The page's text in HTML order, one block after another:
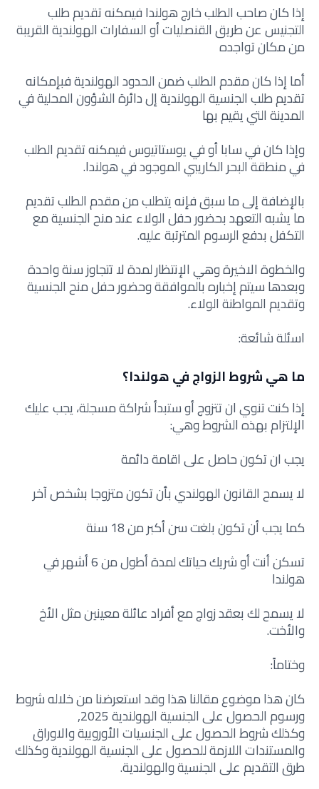
إذا كان صاحب الطلب خارج هولندا فيمكنه تقديم طلب
التجنيس عن طريق القنصليات أو السفارات الهولندية القريبة
من مكان تواجده
أما إذا كان مقدم الطلب ضمن الحدود الهولندية فبإمكانه
تقديم طلب الجنسية الهولندية إل دائرة الشؤون المحلية في
المدينة التي يقيم بها
وإذا كان في سابا أو في يوستاتيوس فيمكنه تقديم الطلب
في منطقة البحر الكاريبي الموجود في هولندا.
بالإضافة إلى ما سبق فإنه يتطلب من مقدم الطلب تقديم
ما يشبه التعهد بحضور حفل الولاء عند منح الجنسية مع
التكفل بدفع الرسوم المترتبة عليه.
والخطوة الاخيرة وهي الإنتظار لمدة لا تتجاوز سنة واحدة
وبعدها سيتم إخباره بالموافقة وحضور حفل منح الجنسية
وتقديم المواطنة الولاء.
اسئلة شائعة:
ما هي شروط الزواج في هولندا؟
إذا كنت تنوي ان تتزوج أو ستبدأ شراكة مسجلة، يجب عليك
الإلتزام بهذه الشروط وهي:
يجب ان تكون حاصل على اقامة دائمة
لا يسمح القانون الهولندي بأن تكون متزوجا بشخص آخر
كما يجب أن تكون بلغت سن أكبر من 18 سنة
تسكن أنت أو شريك حياتك لمدة أطول من 6 أشهر في
هولندا
لا يسمح لك بعقد زواج مع أفراد عائلة معينين مثل الأخ
والأخت.
وختاماً:
كان هذا موضوع مقالنا هذا وقد استعرضنا من خلاله شروط
ورسوم الحصول على الجنسية الهولندية 2025,
وكذلك شروط الحصول على الجنسيات الأوروبية والاوراق
والمستندات اللازمة للحصول على الجنسية الهولندية وكذلك
طرق التقديم على الجنسية والهولندية.